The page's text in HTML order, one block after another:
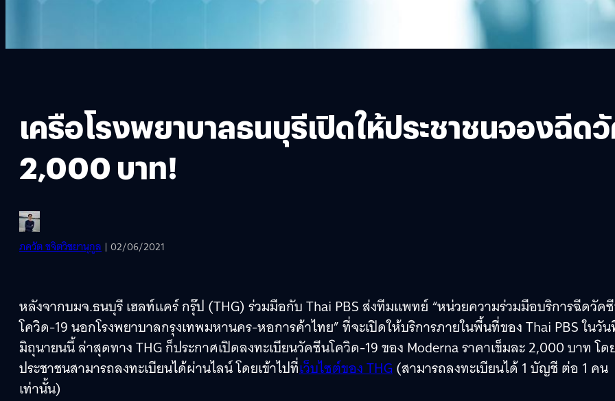
เครือโรงพยาบาลธนบุรีเปิดให้ประชาชนจองฉีด
2,000 บาท!
ภควัต ขจิตวิชยานุกูล | 02/06/2021
หลังจากบมจ.ธนบุรี เฮลท์แคร์ กรุ๊ป (THG) ร่วมมือกับ Thai PBS ส่งทีมแพทย์ “หน่วยความร่วมมือบริการฉีดวัค
โควิด-19 นอกโรงพยาบาลกรุงเทพมหานคร-หอการค้าไทย” ที่จะเปิดให้บริการภายในพื้นที่ของ Thai PBS ในวั
มิถุนายนนี้ ล่าสุดทาง THG ก็ประกาศเปิดลงทะเบียนวัคซีนโควิด-19 ของ Moderna ราคาเข็มละ 2,000 บาท โด
ประชาชนสามารถลงทะเบียนได้ผ่านไลน์ โดยเข้าไปที่เว็บไซต์ของ THG(สามารถลงทะเบียนได้ 1 บัญชี ต่อ 1 คน
เท่านั้น)